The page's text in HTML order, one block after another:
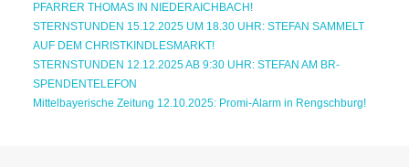
PFARRER THOMAS IN NIEDERAICHBACH!
STERNSTUNDEN 15.12.2025 UM 18.30 UHR: STEFAN SAMMELT
AUF DEM CHRISTKINDLESMARKT!
STERNSTUNDEN 12.12.2025 AB 9:30 UHR: STEFAN AM BR-
SPENDENTELEFON
Mittelbayerische Zeitung 12.10.2025: Promi-Alarm in Rengschburg!